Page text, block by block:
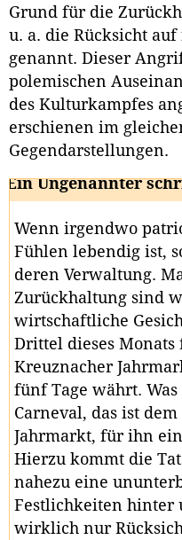
Grund für die
u. a. die Rücksicht auf
genannt. Dieser
polemischen
des Kulturkampfes
erschienen im
Gegendarstellungen.
Ein Ungenannter
Wenn irgendwo
Fühlen lebendig ist,
deren Verwaltung.
Zurückhaltung sind
wirtschaftliche
Drittel dieses
Kreuznacher
fünf Tage währt.
Carneval, das ist
Jahrmarkt, für ihn
Hierzu kommt die
nahezu eine
Festlichkeiten hinter
wirklich nur